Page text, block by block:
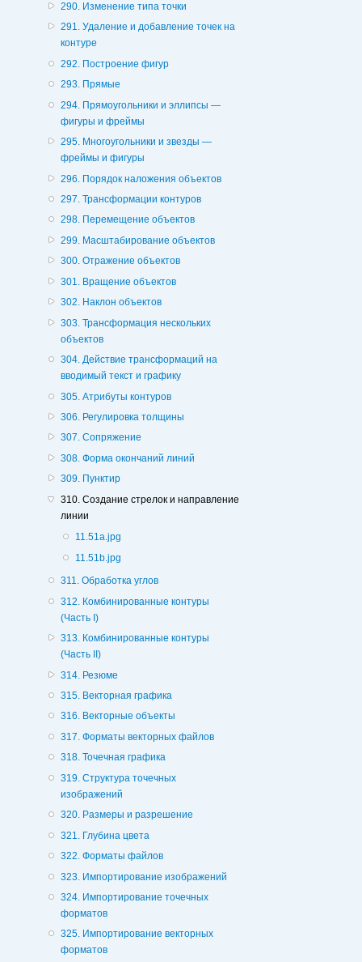
290. Изменение типа точки
291. Удаление и добавление точек на
контуре
292. Построение фигур
293. Прямые
294. Прямоугольники и эллипсы —
фигуры и фреймы
295. Многоугольники и звезды —
фреймы и фигуры
296. Порядок наложения объектов
297. Трансформации контуров
298. Перемещение объектов
299. Масштабирование объектов
300. Отражение объектов
301. Вращение объектов
302. Наклон объектов
303. Трансформация нескольких
объектов
304. Действие трансформаций на
вводимый текст и графику
305. Атрибуты контуров
306. Регулировка толщины
307. Сопряжение
308. Форма окончаний линий
309. Пунктир
310. Создание стрелок и направление
линии
11.51a.jpg
11.51b.jpg
311. Обработка углов
312. Комбинированные контуры
(Часть I)
313. Комбинированные контуры
(Часть II)
314. Резюме
315. Векторная графика
316. Векторные объекты
317. Форматы векторных файлов
318. Точечная графика
319. Структура точечных
изображений
320. Размеры и разрешение
321. Глубина цвета
322. Форматы файлов
323. Импортирование изображений
324. Импортирование точечных
форматов
325. Импортирование векторных
форматов